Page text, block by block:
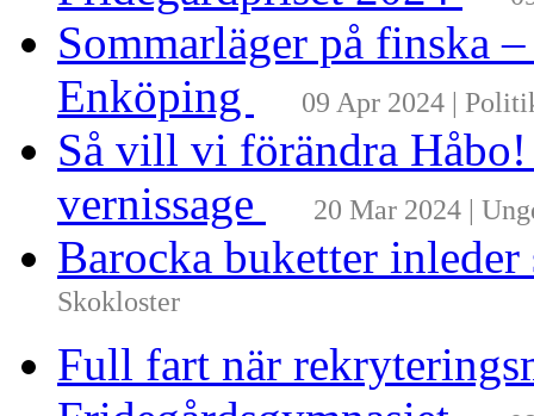
Sommarläger på finska
Enköping
09 Apr 2024 |
Så vill vi förändra
vernissage
20 Mar 2024 |
Barocka buketter
Skokloster
Full fart när